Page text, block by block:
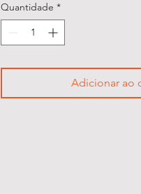
Quantidade *
Adicionar ao